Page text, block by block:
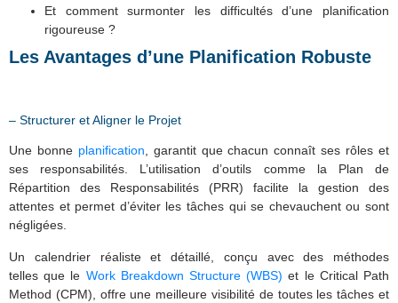
Et comment surmonter les difficultés d’une planification
rigoureuse ?
Les Avantages d’une Planification Robuste
– Structurer et Aligner le Projet
Une bonne planification , garantit que chacun connaît ses rôles et
ses responsabilités. L’utilisation d’outils comme la Plan de
Répartition des Responsabilités (PRR) facilite la gestion des
attentes et permet d’éviter les tâches qui se chevauchent ou sont
négligées.
Un calendrier réaliste et détaillé, conçu avec des méthodes
telles que le Work Breakdown Structure (WBS) et le Critical Path
Method (CPM), offre une meilleure visibilité de toutes les tâches et